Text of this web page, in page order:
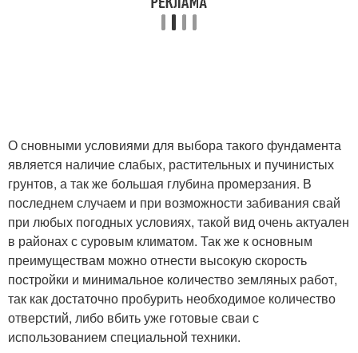
О сновными условиями для выбора такого фундамента
является наличие слабых, растительных и пучинистых
грунтов, а так же большая глубина промерзания. В
последнем случаем и при возможности забивания свай
при любых погодных условиях, такой вид очень актуален
в районах с суровым климатом. Так же к основным
преимуществам можно отнести высокую скорость
постройки и минимальное количество земляных работ,
так как достаточно пробурить необходимое количество
отверстий, либо вбить уже готовые сваи с
использованием специальной техники.